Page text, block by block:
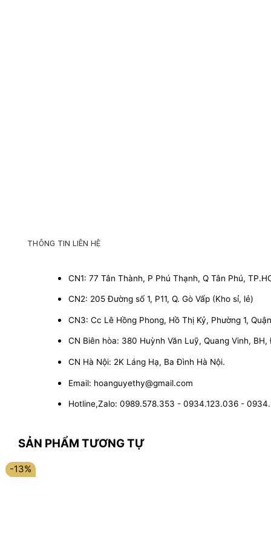
THÔNG TIN LIÊN HỆ
CN1: 77 Tân Thành, P Phú Thạnh, Q Tân Phú,
CN2: 205 Đường số 1, P11, Q. Gò Vấp (Kho sỉ, lẻ)
CN3: Cc Lê Hồng Phong, Hồ Thị Kỷ, Phường 1,
CN Biên hòa: 380 Huỳnh Văn Luỹ, Quang Vinh, BH,
CN Hà Nội: 2K Láng Hạ, Ba Đình Hà Nội.
Email: hoanguyethy@gmail.com
Hotline,Zalo: 0989.578.353 - 0934.123.036 -
SẢN PHẨM TƯƠNG TỰ
-13%